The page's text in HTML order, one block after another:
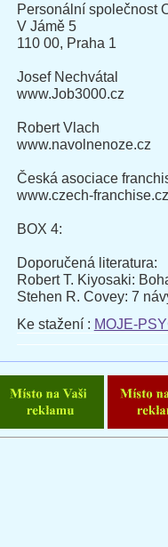
Personální společnost
V Jámě 5
110 00, Praha 1
Josef Nechvátal
www.Job3000.cz
Robert Vlach
www.navolnenoze.cz
Česká asociace
www.czech-franchise.cz
BOX 4:
Doporučená literatura:
Robert T. Kiyosaki:
Stehen R. Covey: 7
Ke stažení : MOJE-